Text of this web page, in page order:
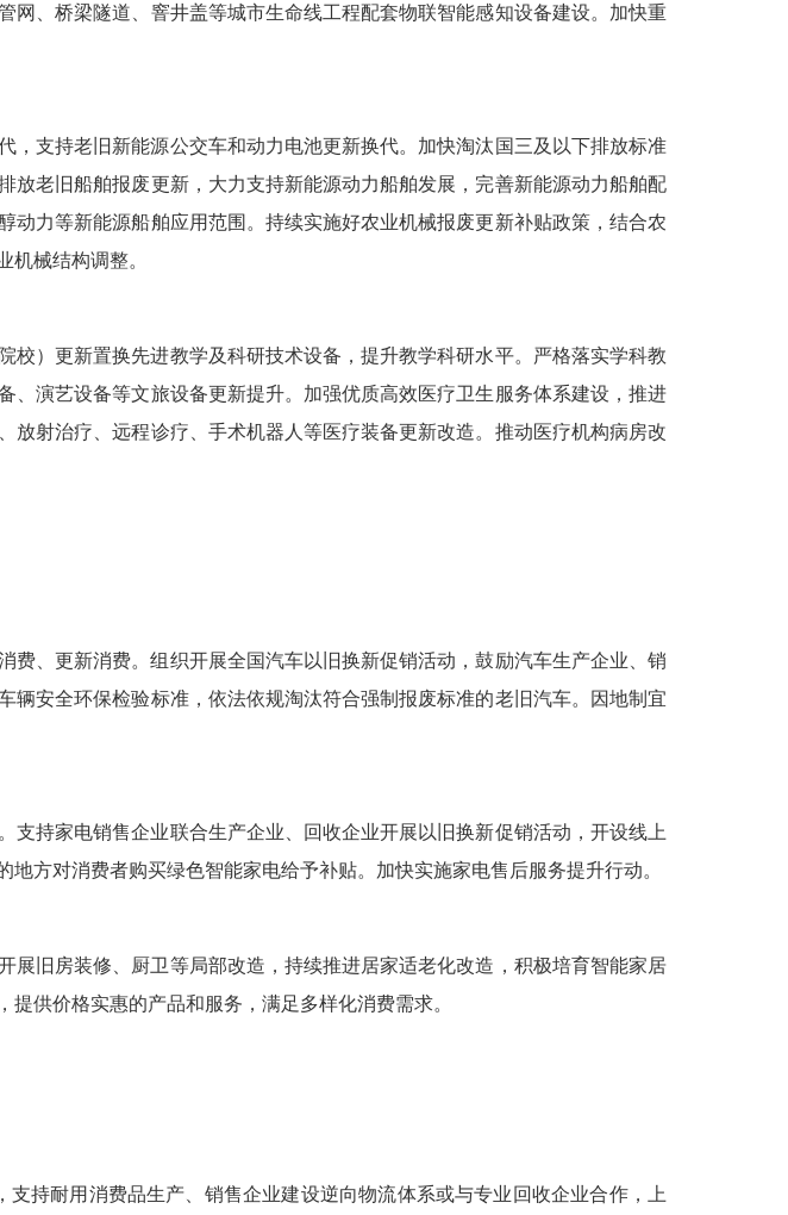
、桥梁隧道、窨井盖等城市生命线工程配套物联智能感知设备建设。加快重
，支持老旧新能源公交车和动力电池更新换代。加快淘汰国三及以下排放标准
老旧船舶报废更新，大力支持新能源动力船舶发展，完善新能源动力船舶配
力等新能源船舶应用范围。持续实施好农业机械报废更新补贴政策，结合农
械结构调整。
校）更新置换先进教学及科研技术设备，提升教学科研水平。严格落实学科教
演艺设备等文旅设备更新提升。加强优质高效医疗卫生服务体系建设，推进
射治疗、远程诊疗、手术机器人等医疗装备更新改造。推动医疗机构病房改
费、更新消费。组织开展全国汽车以旧换新促销活动，鼓励汽车生产企业、销
安全环保检验标准，依法依规淘汰符合强制报废标准的老旧汽车。因地制宜
支持家电销售企业联合生产企业、回收企业开展以旧换新促销活动，开设线上
方对消费者购买绿色智能家电给予补贴。加快实施家电售后服务提升行动。
展旧房装修、厨卫等局部改造，持续推进居家适老化改造，积极培育智能家居
供价格实惠的产品和服务，满足多样化消费需求。
持耐用消费品生产、销售企业建设逆向物流体系或与专业回收企业合作，上